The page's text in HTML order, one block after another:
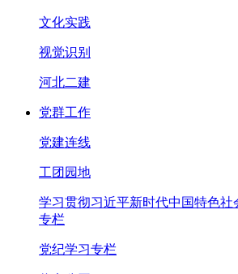
文化实践
视觉识别
河北二建
党群工作
党建连线
工团园地
学习贯彻习近平新时代中国特色社
专栏
党纪学习专栏